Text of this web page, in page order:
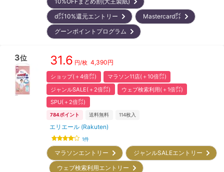
d㌽10%還元エントリー
Mastercard㌽
グーンポイントプログラム
3位 31.6 円/枚 4,390円
ショップ(＋4倍㌽)
マラソン11店(＋10倍㌽)
ジャンルSALE(＋2倍㌽)
ウェブ検索利用(＋1倍㌽)
SPU(＋2倍㌽)
784ポイント 送料無料 114枚入
エリエール (Rakuten)
1件
マラソンエントリー
ジャンルSALEエントリー
ウェブ検索利用エントリー